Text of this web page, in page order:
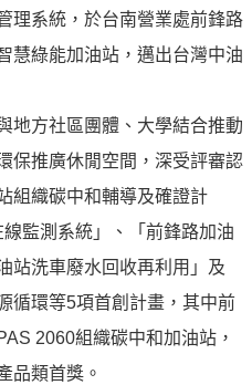
理系統，於台南營業處前鋒路
慧綠能加油站，邁出台灣中油
地方社區團體、大學結合推動
保推廣休閒空間，深受評審認
組織碳中和輔導及確證計
監測系統」、「前鋒路加油
站洗車廢水回收再利用」及
循環等5項首創計畫，其中前
2060組織碳中和加油站，
品類首獎。